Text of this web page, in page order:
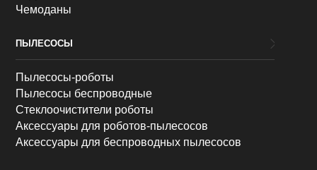
Чемоданы
ПЫЛЕСОСЫ
Пылесосы-роботы
Пылесосы беспроводные
Стеклоочистители роботы
Аксессуары для роботов-пылесосов
Аксессуары для беспроводных пылесосов